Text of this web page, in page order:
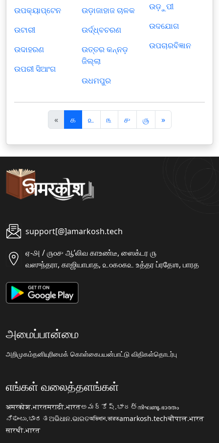
ଉପକ୍ୟାପ୍ଟେନ
ଉଟାରୀ
ଉଦାହରଣ
ଉପରୀ ସିଆଂଗ
ଉଡ଼ାଜାହାଜ ଚାଳକ
ଉର୍ଦ୍ଧ୍ବଚରଣ
ଉତ୍ତର କନ୍ନଡ଼
ଜିଲ୍ଲା
ଉଧମପୁର
ଉଡ଼ୁପୀ
ଉଦ‌ଯୋଗ
ଉପଚାରବିଜ୍ଞାନ
«पि
छ
ला
௧ ௨ ௩ ௪ ௫ »अ
ग
ला
support[@]amarkosh.tech
ஏ-௮ / ௫௦௪ ஆʼலிவ காஉண்டீ, ஸைக்டர ௫
வஸுந்தரா, காஜியாபாத, ௨௦௧௦௧௨ உத்தர ப்ரதேஶ, பாரத
அமைப்பான்மை
அறிமுகம்தனியுரிமைக் கொள்கைபயன்பாட்டு விதிகள்தொடர்பு
எங்கள் வலைத்தளங்கள்
अमरकोश.भारतमराठी.भारतఅమర్కోష్.భారత్നിഘണ്ടു.ഭാരതം
ನಿಘಂಟು.ಭಾರತଅଭିଧାନ.ଭାରତঅভিধান.ভারতamarkosh.techचौपाल.भारत
सारथी.भारत